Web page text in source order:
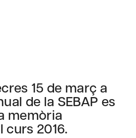
15 de març a
de la SEBAP es
memòria
curs 2016.